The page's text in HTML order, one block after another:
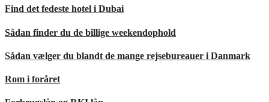
Find det fedeste hotel i Dubai
Sådan finder du de billige weekendophold
Sådan vælger du blandt de mange rejsebureauer i Danmark
Rom i foråret